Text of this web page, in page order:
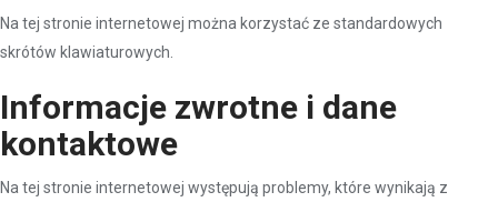
Na tej stronie internetowej można korzystać ze standardowych
skrótów klawiaturowych.
Informacje zwrotne i dane
kontaktowe
Na tej stronie internetowej występują problemy, które wynikają z